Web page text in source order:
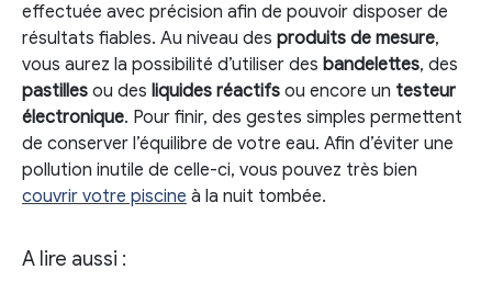
effectuée avec précision afin de pouvoir disposer de
résultats fiables. Au niveau des produits de mesure,
vous aurez la possibilité d’utiliser des bandelettes, des
pastilles ou des liquides réactifs ou encore un testeur
électronique. Pour finir, des gestes simples permettent
de conserver l’équilibre de votre eau. Afin d’éviter une
pollution inutile de celle-ci, vous pouvez très bien
couvrir votre piscine à la nuit tombée.
A lire aussi :